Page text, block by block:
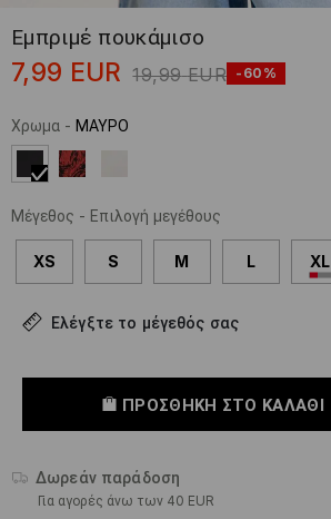
Εμπριμέ πουκάμισο
7,99 EUR 19,99 EUR -60%
Χρωμα - ΜΑΥΡΟ
Μέγεθος - Επιλογή μεγέθους
XS S M L XL
Ελέγξτε το μέγεθός σας
ΠΡΟΣΘΉΚΗ ΣΤΟ ΚΑΛΆΘΙ
Δωρεάν παράδοση
Για αγορές άνω των 40 EUR